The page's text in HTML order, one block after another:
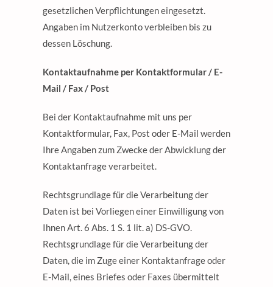
gesetzlichen Verpflichtungen eingesetzt.
Angaben im Nutzerkonto verbleiben bis zu
dessen Löschung.
Kontaktaufnahme per Kontaktformular / E-
Mail / Fax / Post
Bei der Kontaktaufnahme mit uns per
Kontaktformular, Fax, Post oder E-Mail werden
Ihre Angaben zum Zwecke der Abwicklung der
Kontaktanfrage verarbeitet.
Rechtsgrundlage für die Verarbeitung der
Daten ist bei Vorliegen einer Einwilligung von
Ihnen Art. 6 Abs. 1 S. 1 lit. a) DS-GVO.
Rechtsgrundlage für die Verarbeitung der
Daten, die im Zuge einer Kontaktanfrage oder
E-Mail, eines Briefes oder Faxes übermittelt